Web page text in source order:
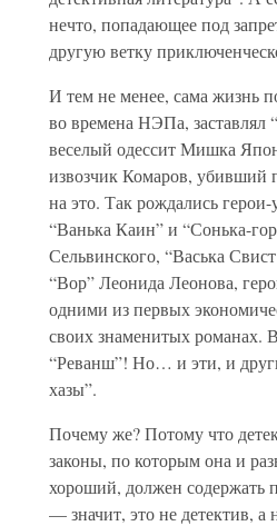
нечто, попадающее под
другую ветку
И тем не менее, сама жизнь
во времена НЭПа, заставлял
веселый одессит Мишка
извозчик Комаров, убивший
на это. Так рождались
“Ванька Каин” и “Сонька-
Сельвинского, “Васька
“Вор” Леонида Леонова,
одними из первых
своих знаменитых романах.
“Реванш”! Но… и эти, и
хазы”.
Почему же? Потому что
законы, по которым она и
хороший, должен содержать
— значит, это не детектив, а